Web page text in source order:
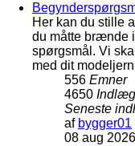
Her kan du stille
du måtte brænde
spørgsmål. Vi
med dit
556 Emner
4650 Indlæg
Seneste
af bygger01
08 aug